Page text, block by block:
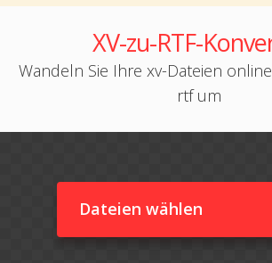
XV-zu-RTF-
Wandeln Sie Ihre xv-Dateien
rtf um
Dateien wählen